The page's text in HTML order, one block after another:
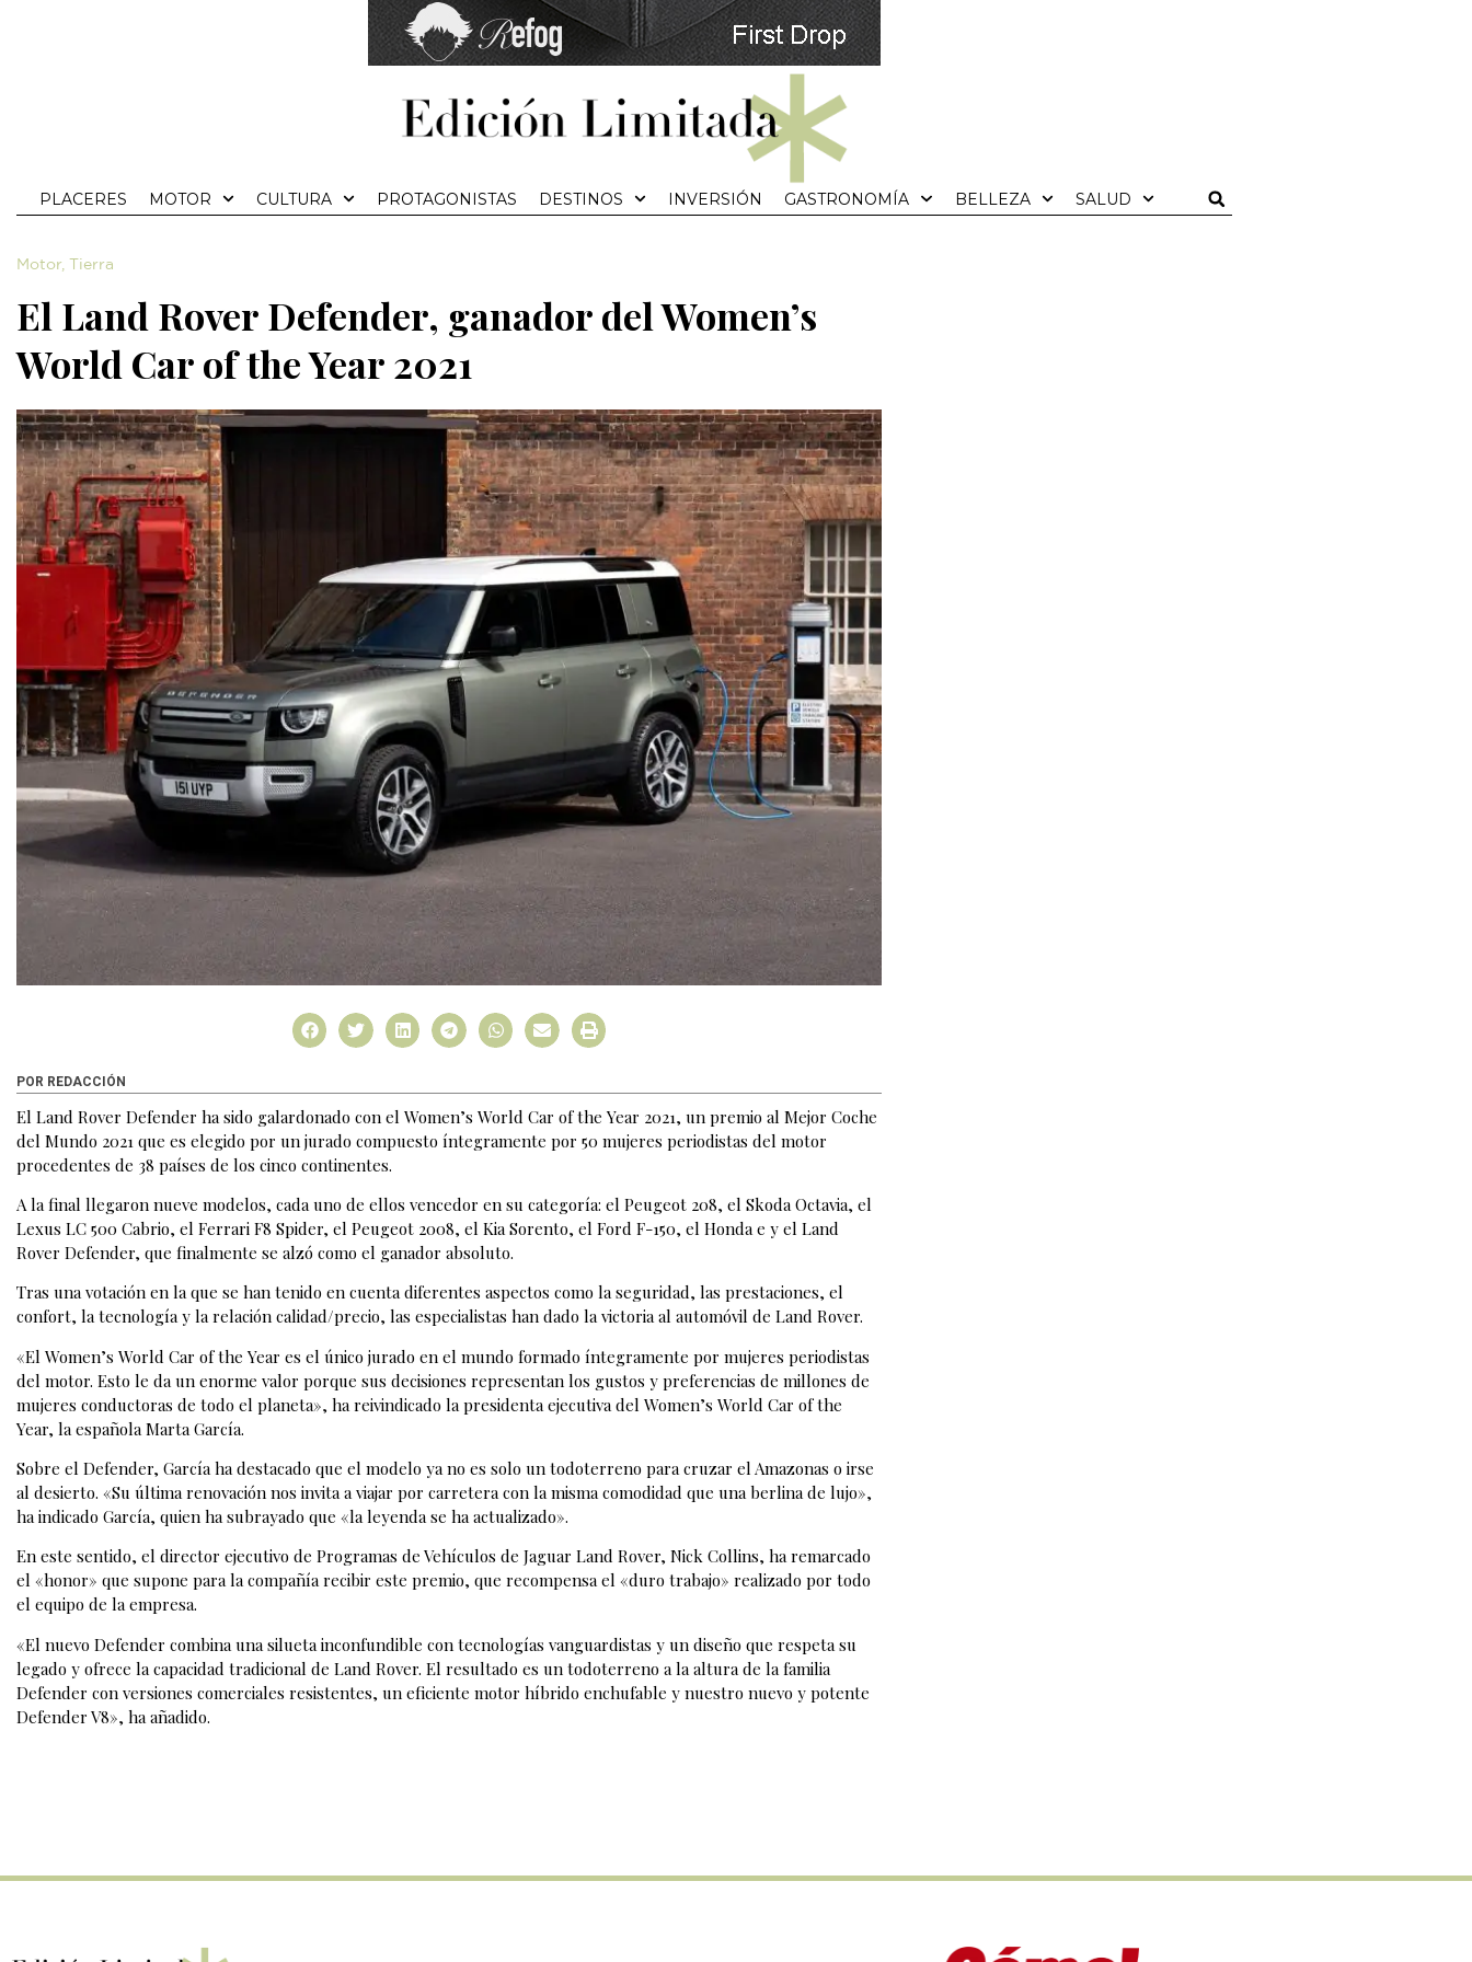
PLACERES MOTOR CULTURA PROTAGONISTAS DESTINOS INVERSIÓN GASTRONOMÍA BELLEZA SALUD
Motor, Tierra
El Land Rover Defender, ganador del Women’s
World Car of the Year 2021
POR REDACCIÓN
El Land Rover Defender ha sido galardonado con el Women’s World Car of the Year 2021, un premio al Mejor Coche
del Mundo 2021 que es elegido por un jurado compuesto íntegramente por 50 mujeres periodistas del motor
procedentes de 38 países de los cinco continentes.
A la final llegaron nueve modelos, cada uno de ellos vencedor en su categoría: el Peugeot 208, el Skoda Octavia, el
Lexus LC 500 Cabrio, el Ferrari F8 Spider, el Peugeot 2008, el Kia Sorento, el Ford F-150, el Honda e y el Land
Rover Defender, que finalmente se alzó como el ganador absoluto.
Tras una votación en la que se han tenido en cuenta diferentes aspectos como la seguridad, las prestaciones, el
confort, la tecnología y la relación calidad/precio, las especialistas han dado la victoria al automóvil de Land Rover.
«El Women’s World Car of the Year es el único jurado en el mundo formado íntegramente por mujeres periodistas
del motor. Esto le da un enorme valor porque sus decisiones representan los gustos y preferencias de millones de
mujeres conductoras de todo el planeta», ha reivindicado la presidenta ejecutiva del Women’s World Car of the
Year, la española Marta García.
Sobre el Defender, García ha destacado que el modelo ya no es solo un todoterreno para cruzar el Amazonas o irse
al desierto. «Su última renovación nos invita a viajar por carretera con la misma comodidad que una berlina de lujo»,
ha indicado García, quien ha subrayado que «la leyenda se ha actualizado».
En este sentido, el director ejecutivo de Programas de Vehículos de Jaguar Land Rover, Nick Collins, ha remarcado
el «honor» que supone para la compañía recibir este premio, que recompensa el «duro trabajo» realizado por todo
el equipo de la empresa.
«El nuevo Defender combina una silueta inconfundible con tecnologías vanguardistas y un diseño que respeta su
legado y ofrece la capacidad tradicional de Land Rover. El resultado es un todoterreno a la altura de la familia
Defender con versiones comerciales resistentes, un eficiente motor híbrido enchufable y nuestro nuevo y potente
Defender V8», ha añadido.